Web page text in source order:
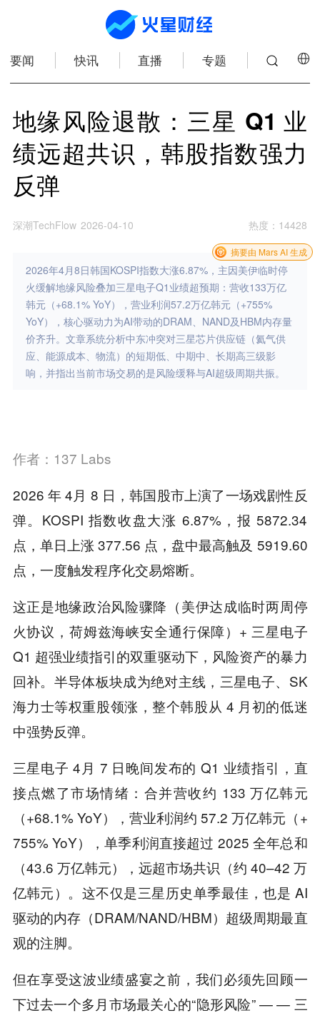
要闻 快讯 直播 专题
地缘风险退散：三星 Q1 业
绩远超共识，韩股指数强力
反弹
深潮TechFlow 2026-04-10 热度 ： 14428
2026年4月8日韩国KOSPI指数大涨6.87%，主因美伊临时停
火缓解地缘风险叠加三星电子Q1业绩超预期：营收133万亿
韩元（+68.1% YoY），营业利润57.2万亿韩元（+755%
YoY），核心驱动力为AI带动的DRAM、NAND及HBM内存量
价齐升。文章系统分析中东冲突对三星芯片供应链（氦气供
应、能源成本、物流）的短期低、中期中、长期高三级影
响，并指出当前市场交易的是风险缓释与AI超级周期共振。
摘要由 Mars AI 生成
作者： 137 Labs
2026 年 4月 8 日，韩国股市上演了一场戏剧性反
弹。KOSPI 指数收盘大涨 6.87%，报 5872.34
点，单日上涨 377.56 点，盘中最高触及 5919.60
点，一度触发程序化交易熔断。
这正是地缘政治风险骤降（美伊达成临时两周停
火协议，荷姆兹海峡安全通行保障）+ 三星电子
Q1 超强业绩指引的双重驱动下，风险资产的暴力
回补。半导体板块成为绝对主线，三星电子、SK
海力士等权重股领涨，整个韩股从 4 月初的低迷
中强势反弹。
三星电子 4月 7 日晚间发布的 Q1 业绩指引，直
接点燃了市场情绪：合并营收约 133 万亿韩元
（+68.1% YoY），营业利润约 57.2 万亿韩元（+
755% YoY），单季利润直接超过 2025 全年总和
（43.6 万亿韩元），远超市场共识（约 40–42 万
亿韩元）。这不仅是三星历史单季最佳，也是 AI
驱动的内存（DRAM/NAND/HBM）超级周期最直
观的注脚。
但在享受这波业绩盛宴之前，我们必须先回顾一
下过去一个多月市场最关心的“隐形风险” — — 三